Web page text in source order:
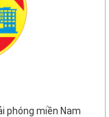
phóng miền Nam